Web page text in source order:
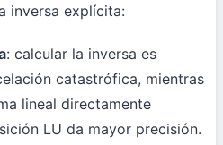
inversa explícita:
: calcular la inversa es
catastrófica, mientras
lineal directamente
LU da mayor precisión.